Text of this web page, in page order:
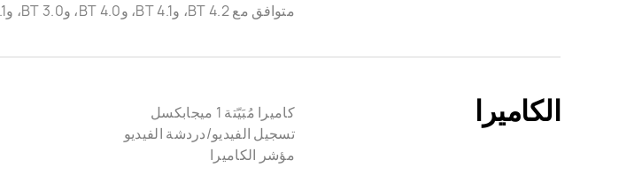
متوافق مع BT 4.2، وBT 4.1، وBT 4.0، وBT 3.0، وBT 2.1‏ + EDR
الكاميرا
كاميرا مُبَيّتة 1 ميجابكسل
تسجيل الفيديو/دردشة الفيديو
مؤشر الكاميرا